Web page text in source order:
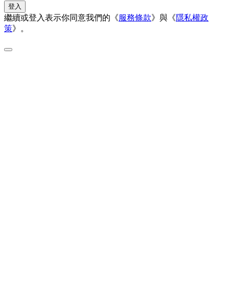
登入
繼續或登入表示你同意我們的《服務條款》與《隱私權政
策》。